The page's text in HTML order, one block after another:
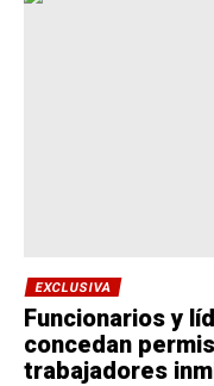
EXCLUSIVA
Funcionarios y
concedan
trabajadores